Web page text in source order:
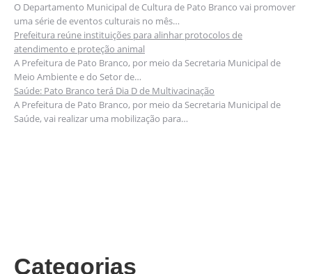
O Departamento Municipal de Cultura de Pato Branco vai promover
uma série de eventos culturais no mês…
Prefeitura reúne instituições para alinhar protocolos de
atendimento e proteção animal
A Prefeitura de Pato Branco, por meio da Secretaria Municipal de
Meio Ambiente e do Setor de…
Saúde: Pato Branco terá Dia D de Multivacinação
A Prefeitura de Pato Branco, por meio da Secretaria Municipal de
Saúde, vai realizar uma mobilização para…
Categorias